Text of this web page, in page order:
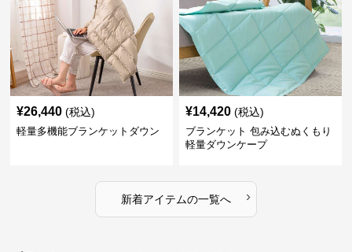
¥26,440 (税込)
軽量多機能ブランケットダウン
¥14,420 (税込)
ブランケット 包み込むぬくもり
軽量ダウンケープ
新着アイテムの一覧へ ›